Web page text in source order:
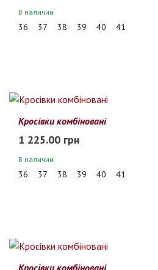
В наличии
36 37 38 39 40 41
Кросівки комбіновані
1 225.00 грн
В наличии
36 37 38 39 40 41
Кросівки комбіновані